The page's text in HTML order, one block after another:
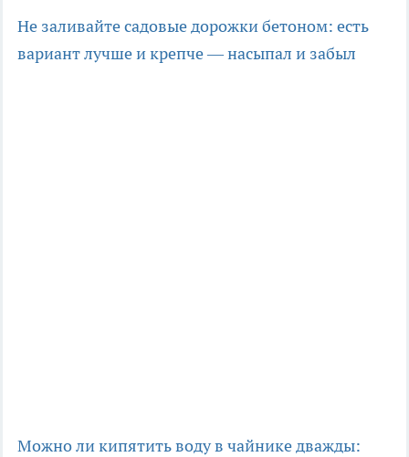
Не заливайте садовые дорожки бетоном: есть
вариант лучше и крепче — насыпал и забыл
Можно ли кипятить воду в чайнике дважды: